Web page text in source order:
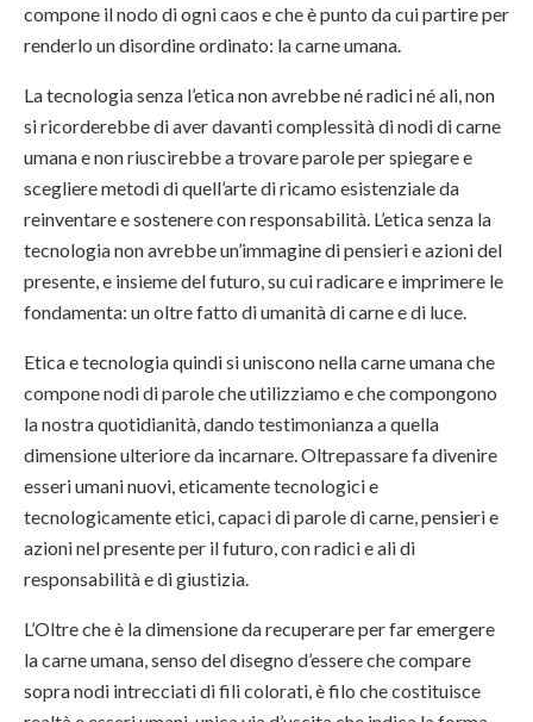
compone il nodo di ogni caos e che è punto da cui partire per
renderlo un disordine ordinato: la carne umana.
La tecnologia senza l’etica non avrebbe né radici né ali, non
si ricorderebbe di aver davanti complessità di nodi di carne
umana e non riuscirebbe a trovare parole per spiegare e
scegliere metodi di quell’arte di ricamo esistenziale da
reinventare e sostenere con responsabilità. L’etica senza la
tecnologia non avrebbe un’immagine di pensieri e azioni del
presente, e insieme del futuro, su cui radicare e imprimere le
fondamenta: un oltre fatto di umanità di carne e di luce.
Etica e tecnologia quindi si uniscono nella carne umana che
compone nodi di parole che utilizziamo e che compongono
la nostra quotidianità, dando testimonianza a quella
dimensione ulteriore da incarnare. Oltrepassare fa divenire
esseri umani nuovi, eticamente tecnologici e
tecnologicamente etici, capaci di parole di carne, pensieri e
azioni nel presente per il futuro, con radici e ali di
responsabilità e di giustizia.
L’Oltre che è la dimensione da recuperare per far emergere
la carne umana, senso del disegno d’essere che compare
sopra nodi intrecciati di fili colorati, è filo che costituisce